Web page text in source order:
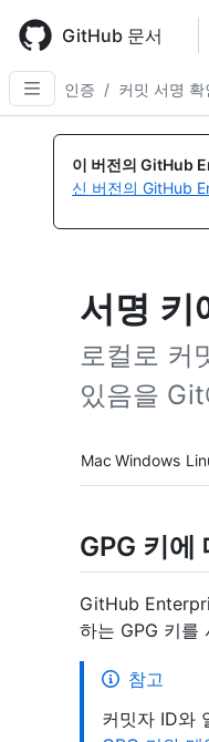
main
content
GitHub 문서
인증 / 커밋 서명 확
이 버전의 GitHub
신 버전의 GitHub
서명 키
로컬로 커
있음을
Platform
Mac Windows
GPG 키에
GitHub
하는 GPG 키를
참고
커밋자 ID와